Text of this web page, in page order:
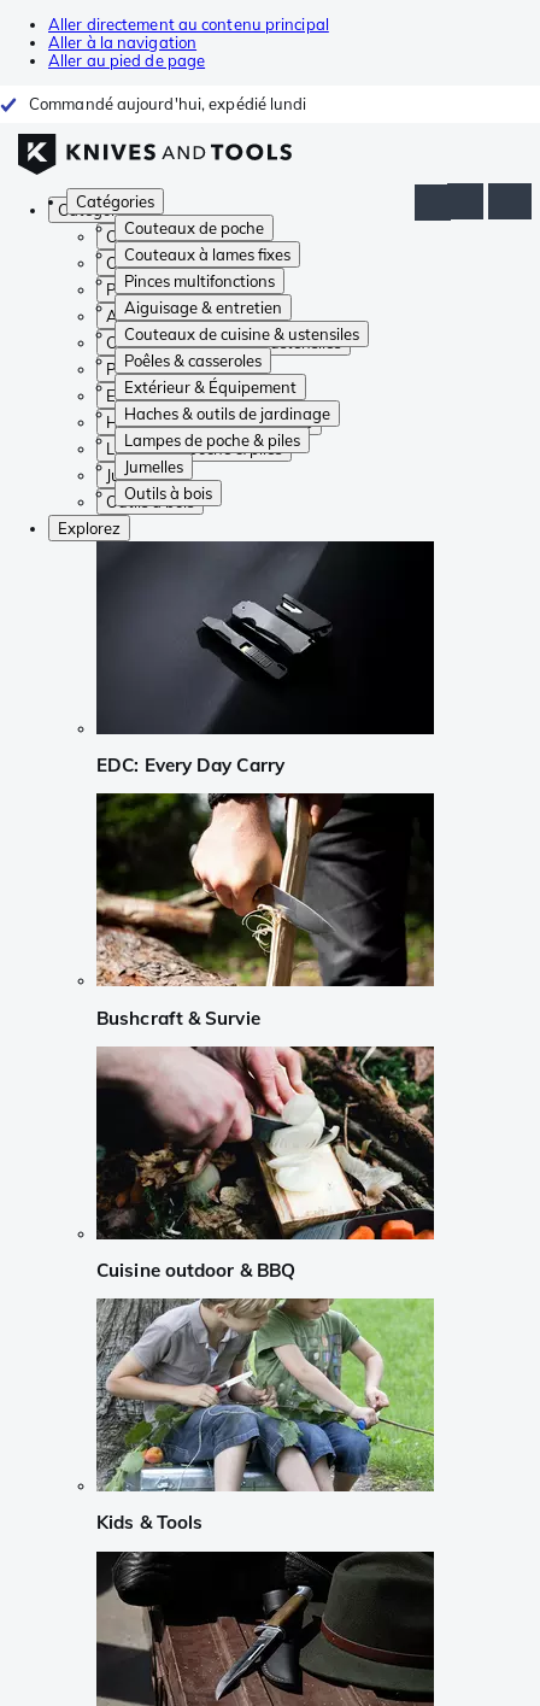
Aller directement au contenu principal
Aller à la navigation
Aller au pied de page
Commandé aujourd'hui, expédié lundi
Catégories
Couteaux de poche
Couteaux à lames fixes
Pinces multifonctions
Aiguisage & entretien
Couteaux de cuisine & ustensiles
Poêles & casseroles
Extérieur & Équipement
Haches & outils de jardinage
Lampes de poche & piles
Jumelles
Outils à bois
Catégories
Couteaux de poche
Couteaux à lames fixes
Pinces multifonctions
Aiguisage & entretien
Couteaux de cuisine & ustensiles
Poêles & casseroles
Extérieur & Équipement
Haches & outils de jardinage
Lampes de poche & piles
Jumelles
Outils à bois
Explorez
EDC: Every Day Carry
Bushcraft & Survie
Cuisine outdoor & BBQ
Kids & Tools